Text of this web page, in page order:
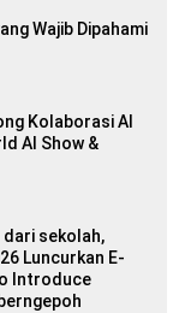
Wajib Dipahami
Kolaborasi AI
AI Show &
dari sekolah,
Luncurkan E-
Introduce